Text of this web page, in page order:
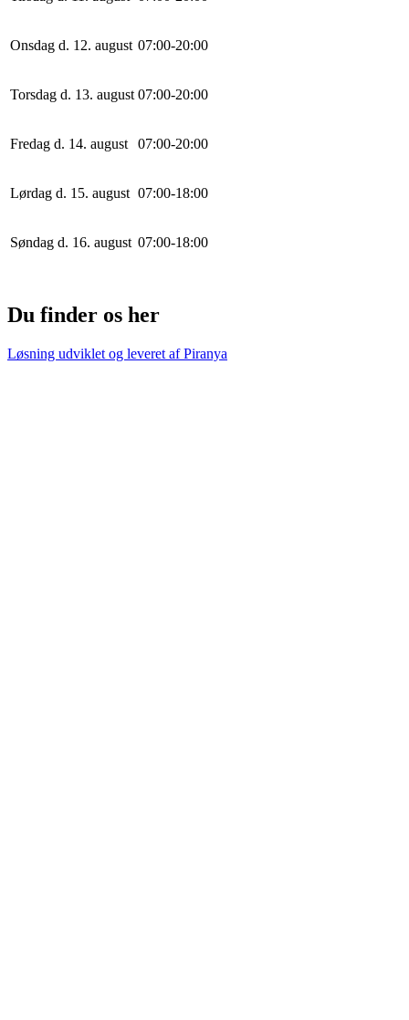
Onsdag d. 12. august 07:00-20:00
Torsdag d. 13. august 07:00-20:00
Fredag d. 14. august 07:00-20:00
Lørdag d. 15. august 07:00-18:00
Søndag d. 16. august 07:00-18:00
Du finder os her
Løsning udviklet og leveret afPiranya